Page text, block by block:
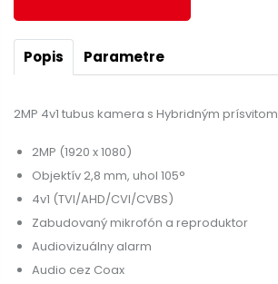
Popis Parametre
2MP 4v1 tubus kamera s Hybridným prísvitom
2MP (1920 x 1080)
Objektív 2,8 mm, uhol 105°
4v1 (TVI/AHD/CVI/CVBS)
Zabudovaný mikrofón a reproduktor
Audiovizuálny alarm
Audio cez Coax